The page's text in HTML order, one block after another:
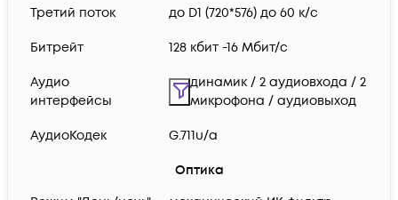
Третий поток до D1 (720*576) до 60 к/с
Битрейт 128 кбит -16 Мбит/с
Аудио
интерфейсы
динамик / 2 аудиовхода / 2
микрофона / аудиовыход
АудиоКодек G.711u/a
Оптика